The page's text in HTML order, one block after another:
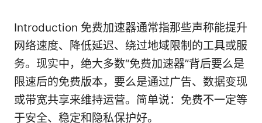
Introduction 免费加速器通常指那些声称能提升
网络速度、降低延迟、绕过地域限制的工具或服
务。现实中，绝大多数“免费加速器”背后要么是
限速后的免费版本，要么是通过广告、数据变现
或带宽共享来维持运营。简单说：免费不一定等
于安全、稳定和隐私保护好。